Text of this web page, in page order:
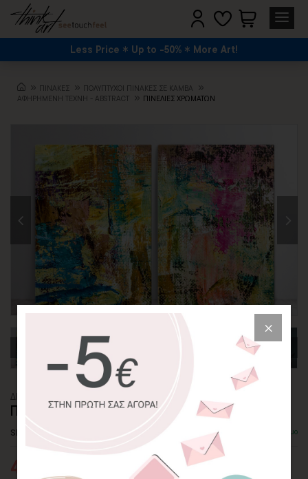
Less Price Up to -50% More Art!
ΠΙΝΑΚΕΣ
ΠΟΛΥΠΤΥΧΟΙ ΠΙΝΑΚΕΣ ΣΕ ΚΑΜΒΑ
ΑΦΗΡΗΜΈΝΗ ΤΈΧΝΗ - ABSTRACT
ΠΙΝΕΛΙΕΣ ΧΡΩΜΑΤΩΝ
ΔΙΠΤΥΧΟΣ ΠΙΝΑΚΑΣ ΚΑΜΒΑΣ
ΠΙΝΕΛΙΕΣ ΧΡΩΜΑΤΩΝ
SKU: CVPS-2P-6-P Διαθέσιμο
42,25€